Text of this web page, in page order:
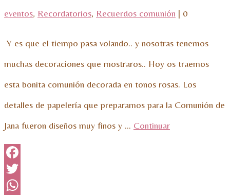
eventos, Recordatorios, Recuerdos comunión | 0
Y es que el tiempo pasa volando.. y nosotras tenemos
muchas decoraciones que mostraros.. Hoy os traemos
esta bonita comunión decorada en tonos rosas. Los
detalles de papelería que preparamos para la Comunión de
Jana fueron diseños muy finos y … Continuar
Facebook
Twitter